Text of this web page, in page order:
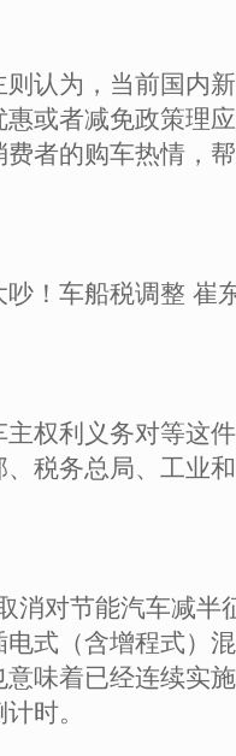
认为，当前国内
或者减免政策理
者的购车热情，
！车船税调整 崔
权利义务对等这
税务总局、工业
消对节能汽车减半
式（含增程式）
味着已经连续实
时。